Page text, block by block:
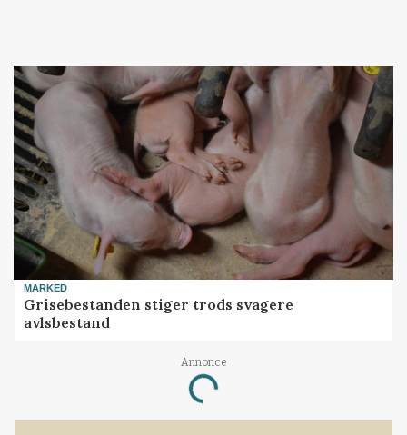
MARKED
Grisebestanden stiger trods svagere
avlsbestand
Annonce
Loading...